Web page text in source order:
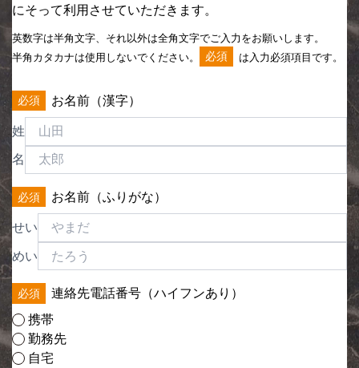
にそって利用させていただきます。
英数字は半角文字、それ以外は全角文字でご入力をお願いします。
半角カタカナは使用しないでください。
必須 は入力必須項目です。
お名前（漢字）
姓
名
お名前（ふりがな）
せい
めい
連絡先電話番号（ハイフンあり）
携帯
勤務先
自宅